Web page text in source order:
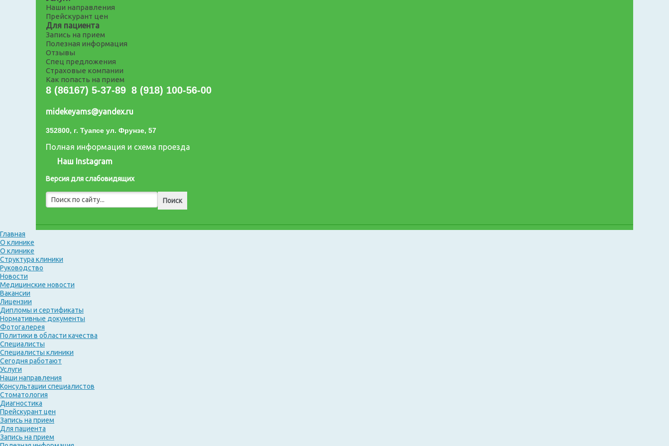
Наши направления
Прейскурант цен
Для пациента
Запись на прием
Полезная информация
Отзывы
Спец предложения
Страховые компании
Как попасть на прием
8 (86167) 5-37-89 8 (918) 100-56-00
midekeyams@yandex.ru
352800, г. Туапсе ул. Фрунзе, 57
Полная информация и схема проезда
Наш Instagram
Версия для слабовидящих
Главная
О клинике
О клинике
Структура клиники
Руководство
Новости
Медицинские новости
Вакансии
Лицензии
Дипломы и сертификаты
Нормативные документы
Фотогалерея
Политики в области качества
Специалисты
Специалисты клиники
Сегодня работают
Услуги
Наши направления
Консультации специалистов
Стоматология
Диагностика
Прейскурант цен
Запись на прием
Для пациента
Запись на прием